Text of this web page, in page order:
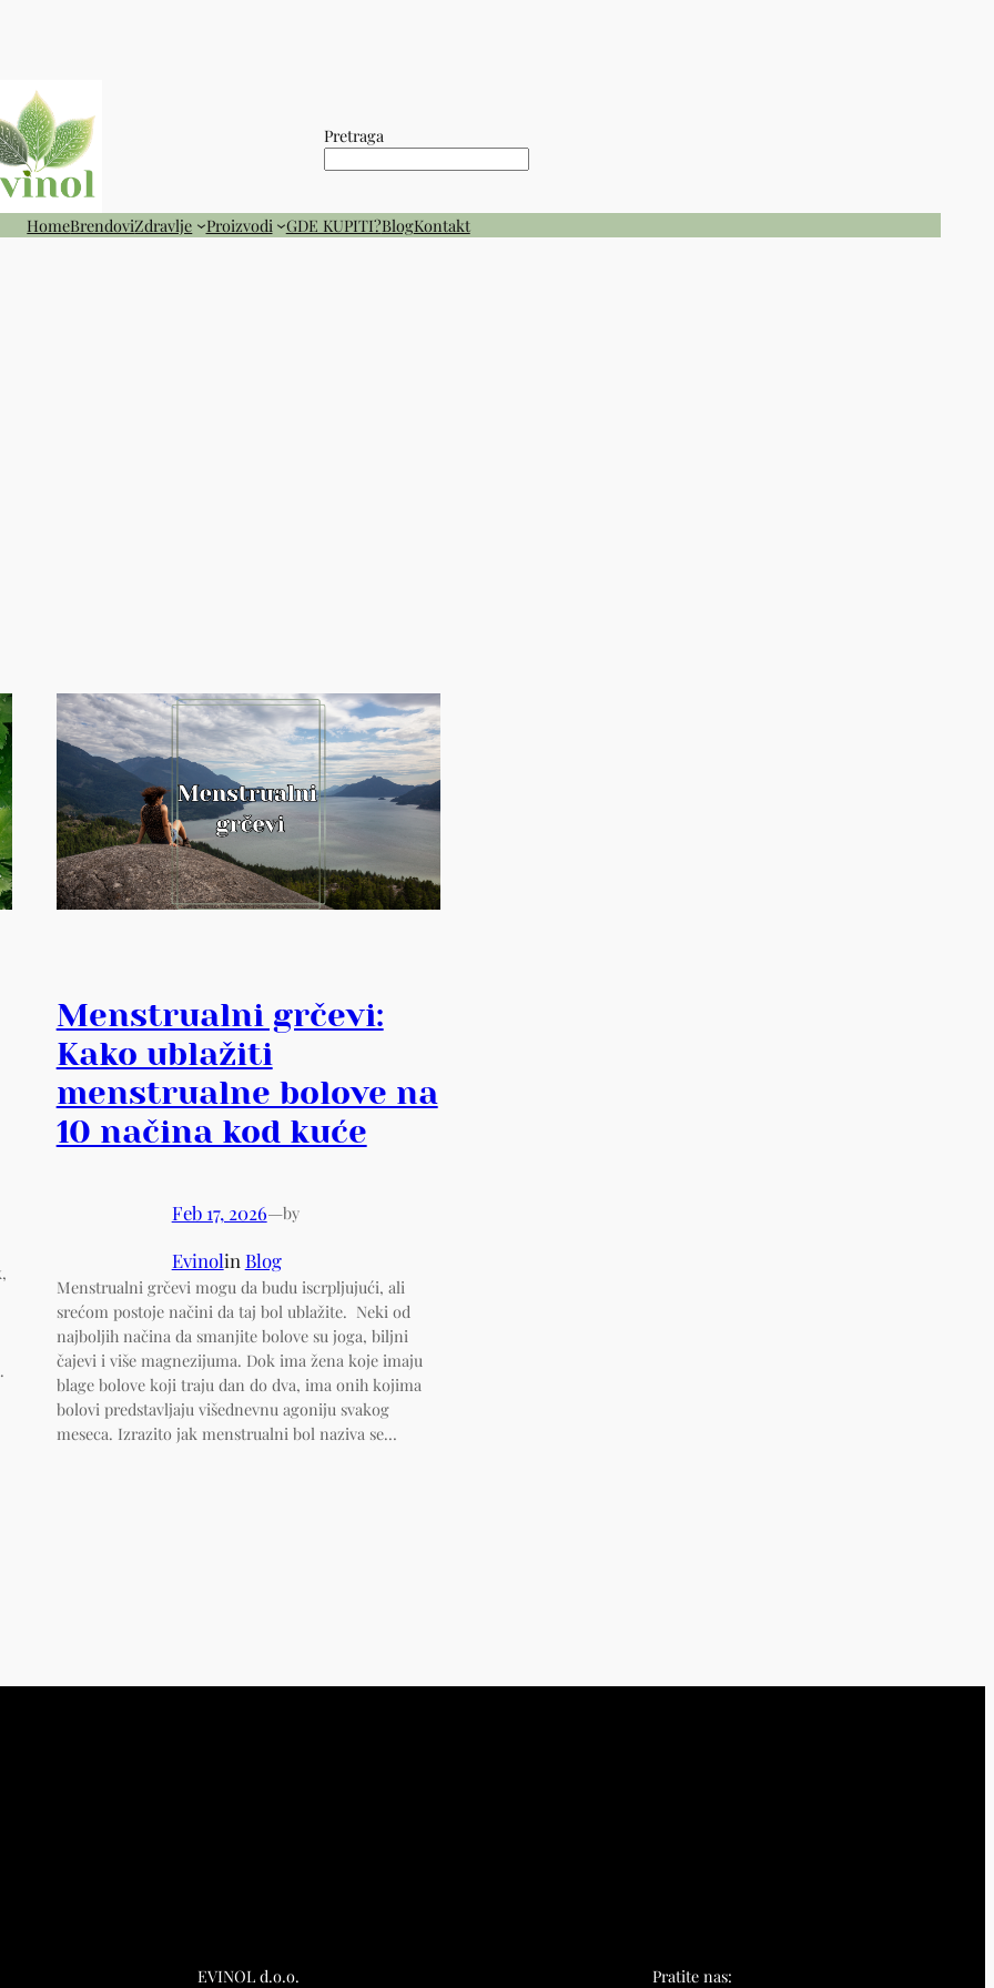
Pretraga
HomeBrendoviZdravlje Proizvodi GDE KUPITI?BlogKontakt
Menstrualni grčevi:
Kako ublažiti
menstrualne bolove na
10 načina kod kuće
Feb 17, 2026—by
Evinolin Blog
Menstrualni grčevi mogu da budu iscrpljujući, ali
srećom postoje načini da taj bol ublažite. Neki od
najboljih načina da smanjite bolove su joga, biljni
čajevi i više magnezijuma. Dok ima žena koje imaju
blage bolove koji traju dan do dva, ima onih kojima
bolovi predstavljaju višednevnu agoniju svakog
meseca. Izrazito jak menstrualni bol naziva se…
EVINOL d.o.o.
Pratite nas: